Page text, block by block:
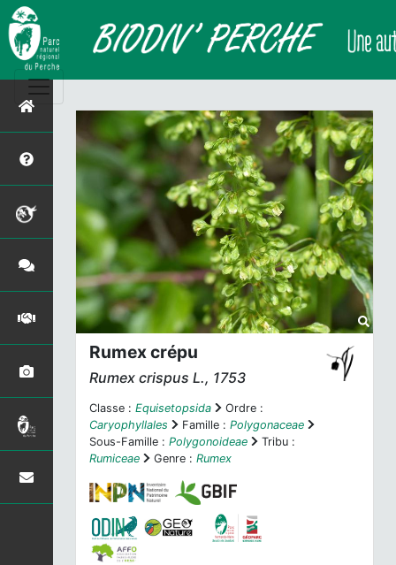
Rumex crépu
Rumex crispus L., 1753
Classe : Equisetopsida
Ordre :
Caryophyllales
Famille : Polygonaceae
Sous-Famille : Polygonoideae
Tribu :
Rumiceae
Genre : Rumex